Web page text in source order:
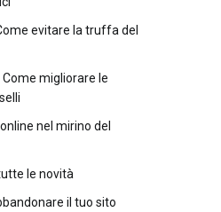
evitare la truffa del
migliorare le
nel mirino del
le novità
il tuo sito